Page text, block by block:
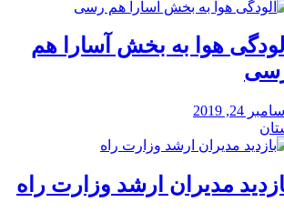
آلودگی هوا به بخش آسارا هم
24, 2019
مدیران ارشد وزارت راه